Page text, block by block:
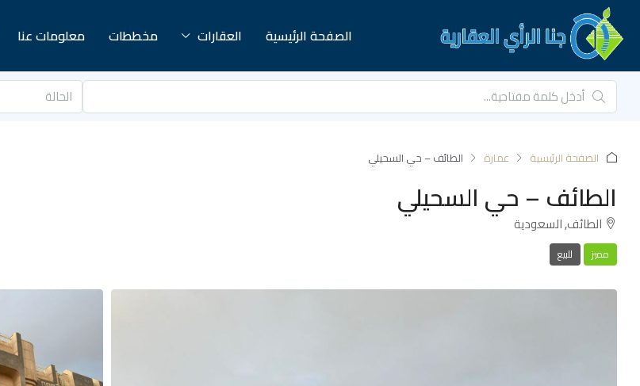
الصفحة الرئيسية العقارات مخططات معلومات عنا
الحالة
الصفحة الرئيسية عمارة الطائف – حي السحيلي
الطائف – حي السحيلي
الطائف, السعودية
مميز للبيع